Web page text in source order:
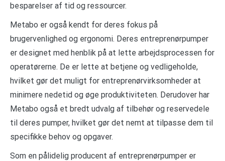
besparelser af tid og ressourcer.
Metabo er også kendt for deres fokus på
brugervenlighed og ergonomi. Deres entreprenørpumper
er designet med henblik på at lette arbejdsprocessen for
operatørerne. De er lette at betjene og vedligeholde,
hvilket gør det muligt for entreprenørvirksomheder at
minimere nedetid og øge produktiviteten. Derudover har
Metabo også et bredt udvalg af tilbehør og reservedele
til deres pumper, hvilket gør det nemt at tilpasse dem til
specifikke behov og opgaver.
Som en pålidelig producent af entreprenørpumper er